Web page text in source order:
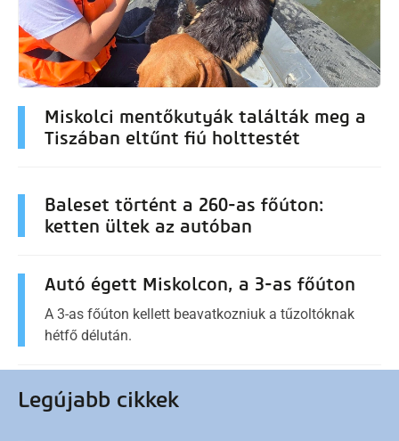
Miskolci mentőkutyák találták meg a
Tiszában eltűnt fiú holttestét
Baleset történt a 260-as főúton:
ketten ültek az autóban
Autó égett Miskolcon, a 3-as főúton
A 3-as főúton kellett beavatkozniuk a tűzoltóknak
hétfő délután.
Legújabb cikkek